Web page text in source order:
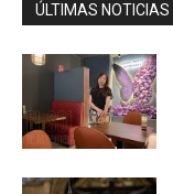
ÚLTIMAS NOTICIAS